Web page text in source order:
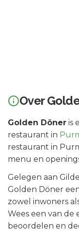
Over
Golden Döner is
restaurant in
restaurant in
menu en
Gelegen aan
Golden Döner
zowel inwoners
Wees een van
beoordelen en